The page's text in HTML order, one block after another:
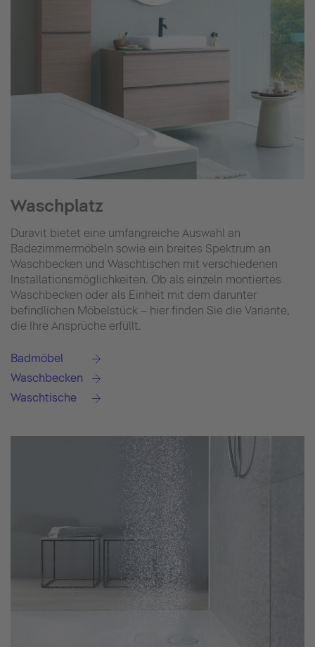
Waschplatz
Duravit bietet eine umfangreiche Auswahl an
Badezimmermöbeln sowie ein breites Spektrum an
Waschbecken und Waschtischen mit verschiedenen
Installationsmöglichkeiten. Ob als einzeln montiertes
Waschbecken oder als Einheit mit dem darunter
befindlichen Möbelstück – hier finden Sie die Variante,
die Ihre Ansprüche erfüllt.
Badmöbel
Waschbecken
Waschtische